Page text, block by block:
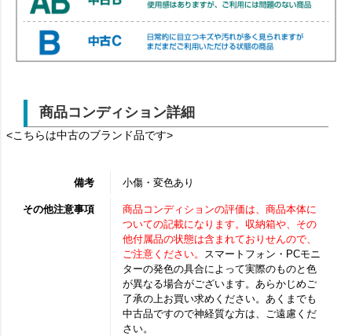
商品コンディション詳細
<こちらは中古のブランド品です>
備考 小傷・変色あり
その他注意事項
商品コンディションの評価は、商品本体に
ついての記載になります。収納箱や、その
他付属品の状態は含まれておりせんので、
ご注意ください。 スマートフォン・PCモニ
ターの発色の具合によって実際のものと色
が異なる場合がございます。あらかじめご
了承の上お買い求めください。あくまでも
中古品ですので神経質な方は、ご遠慮くだ
さい。